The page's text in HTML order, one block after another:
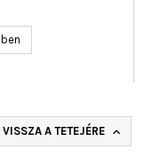
VISSZA A TETEJÉRE 